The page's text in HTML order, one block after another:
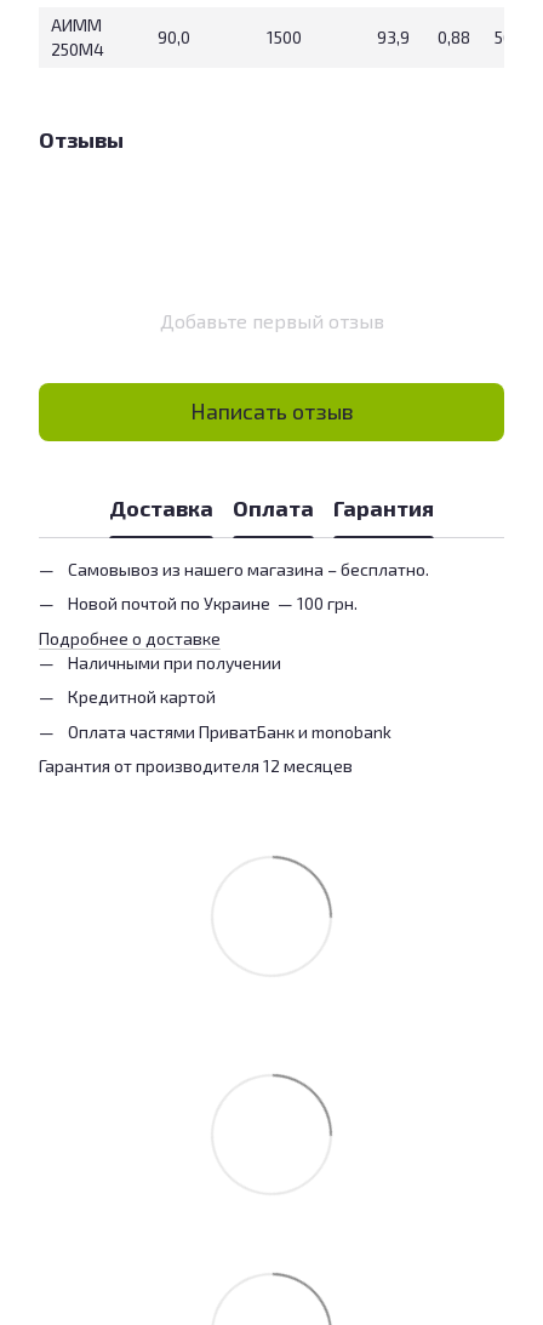
АИММ
250М4
90,0 1500 93,9 0,88 560
Отзывы
Добавьте первый отзыв
Написать отзыв
Доставка Оплата Гарантия
Самовывоз из нашего магазина – бесплатно.
Новой почтой по Украине — 100 грн.
Подробнее о доставке
Наличными при получении
Кредитной картой
Оплата частями ПриватБанк и monobank
Гарантия от производителя 12 месяцев